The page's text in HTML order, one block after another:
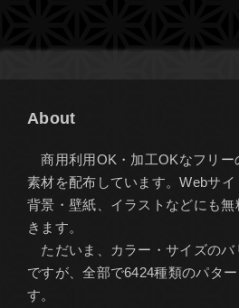
About
商用利用OK・加工OKなフリー
素材を配布しています。Webサ
背景・壁紙、イラストなどにも
きます。
ただいま、カラー・サイズのバ
ですが、全部で6424種類のパタ
す。